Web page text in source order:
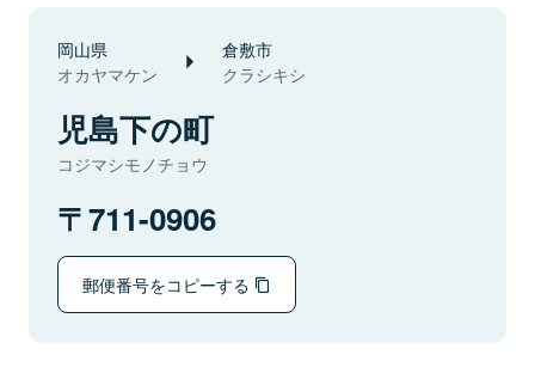
岡山県
オカヤマケン
倉敷市
クラシキシ
児島下の町
コジマシモノチョウ
711-0906
郵便番号をコピーする